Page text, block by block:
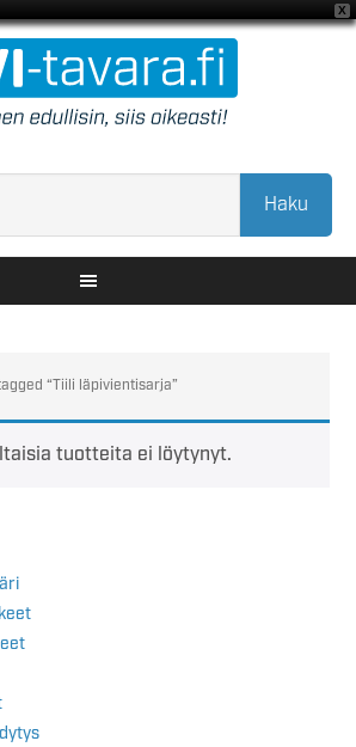
X
Haku
“Tiili läpivientisarja”
tuotteita ei löytynyt.